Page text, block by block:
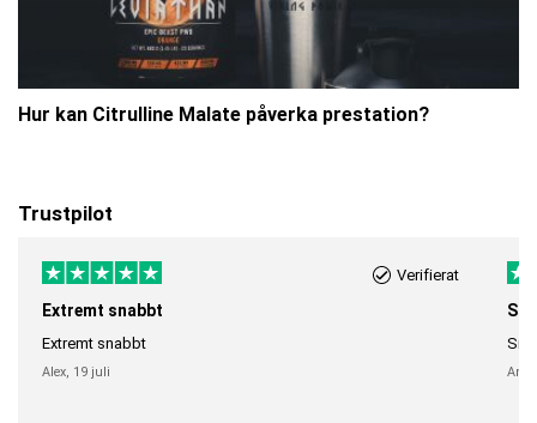
Hur kan Citrulline Malate påverka prestation?
Trustpilot
Verifierat
Extremt snabbt
Extremt snabbt
Alex, 19 juli